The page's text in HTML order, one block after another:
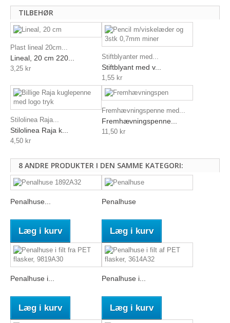
TILBEHØR
Plast lineal 20cm...
Lineal, 20 cm 220...
3,25 kr
Stiftblyanter med...
Stiftblyant med v...
1,55 kr
Stilolinea Raja...
Stilolinea Raja k...
4,50 kr
Fremhævningspenne med...
Fremhævningspenne...
11,50 kr
8 ANDRE PRODUKTER I DEN SAMME KATEGORI:
Penalhuse...
Læg i kurv
Penalhuse
Læg i kurv
Penalhuse i...
Læg i kurv
Penalhuse i...
Læg i kurv